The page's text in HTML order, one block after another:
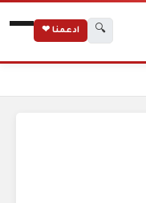
🔍 ادعمنا ❤